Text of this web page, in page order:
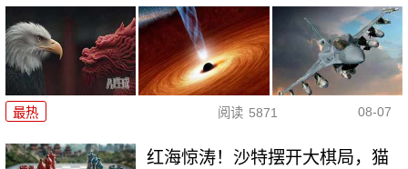
最热 阅读 5871 08-07
红海惊涛！沙特摆开大棋局，猫